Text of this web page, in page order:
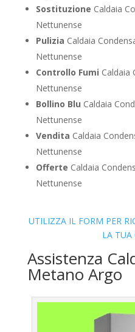
Sostituzione Caldaia
Nettunense
Pulizia Caldaia
Nettunense
Controllo Fumi Caldaia
Nettunense
Bollino Blu Caldaia
Nettunense
Vendita Caldaia
Nettunense
Offerte Caldaia
Nettunense
UTILIZZA IL FORM PER
LA TUA
Assistenza
Metano Argo